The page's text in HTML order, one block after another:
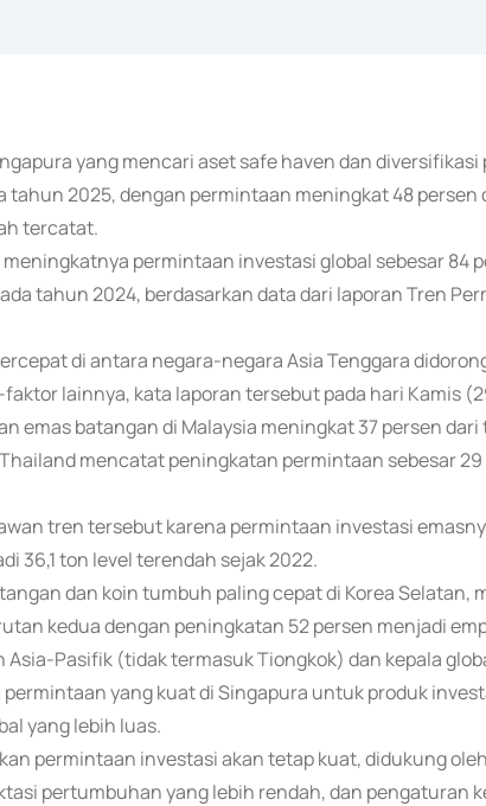
yang mencari aset safe haven dan
tahun 2025, dengan permintaan meningkat 48
tercatat.
permintaan investasi global sebesar 84
tahun 2024, berdasarkan data dari laporan Tren
di antara negara-negara Asia Tenggara
lainnya, kata laporan tersebut pada hari Kamis
emas batangan di Malaysia meningkat 37 persen
mencatat peningkatan permintaan sebesar 29
tren tersebut karena permintaan investasi
36,1 ton level terendah sejak 2022.
dan koin tumbuh paling cepat di Korea Selatan,
kedua dengan peningkatan 52 persen menjadi
Asia-Pasifik (tidak termasuk Tiongkok) dan kepala
yang kuat di Singapura untuk produk
yang lebih luas.
permintaan investasi akan tetap kuat, didukung
pertumbuhan yang lebih rendah, dan pengaturan